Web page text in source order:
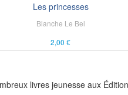
Les princesses
Blanche Le Bel
2,00 €
livres jeunesse aux